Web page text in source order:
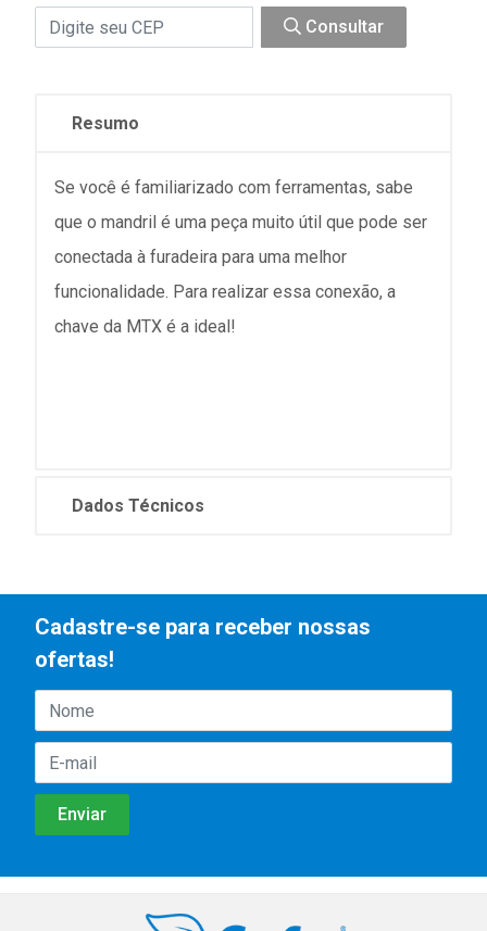
Consultar
Resumo
Se você é familiarizado com ferramentas, sabe
que o mandril é uma peça muito útil que pode ser
conectada à furadeira para uma melhor
funcionalidade. Para realizar essa conexão, a
chave da MTX é a ideal!
Dados Técnicos
Cadastre-se para receber nossas
ofertas!